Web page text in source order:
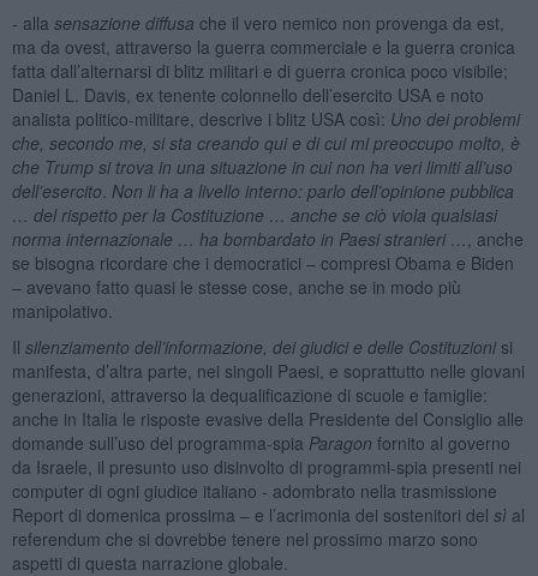
- alla sensazione diffusa che il vero nemico non provenga da est,
ma da ovest, attraverso la guerra commerciale e la guerra cronica
fatta dall’alternarsi di blitz militari e di guerra cronica poco visibile;
Daniel L. Davis, ex tenente colonnello dell’esercito USA e noto
analista politico-militare, descrive i blitz USA così: Uno dei problemi
che, secondo me, si sta creando qui e di cui mi preoccupo molto, è
che Trump si trova in una situazione in cui non ha veri limiti all’uso
dell’esercito Non li ha a livello interno: parlo dell’opinione pubblica
… del rispetto per la Costituzione … anche se ciò viola qualsiasi
norma internazionale … ha bombardato in Paesi stranieri …
, anche
se bisogna ricordare che i democratici – compresi Obama e Biden
– avevano fatto quasi le stesse cose, anche se in modo più
manipolativo.
Il silenziamento dell’informazione, dei giudici e delle Costituzionisi
manifesta, d’altra parte, nei singoli Paesi, e soprattutto nelle giovani
generazioni, attraverso la dequalificazione di scuole e famiglie:
anche in Italia le risposte evasive della Presidente del Consiglio alle
domande sull’uso del programma-spia Paragon fornito al governo
da Israele, il presunto uso disinvolto di programmi-spia presenti nei
computer di ogni giudice italiano - adombrato nella trasmissione
Report di domenica prossima – e l’acrimonia dei sostenitori del sì al
referendum che si dovrebbe tenere nel prossimo marzo sono
aspetti di questa narrazione globale.